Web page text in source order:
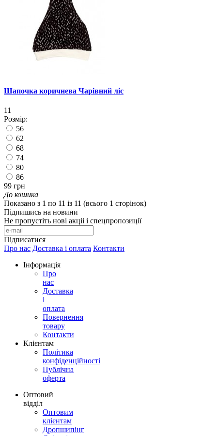
Шапочка коричнева Чарівний ліс
11
Розмір:
56
62
68
74
80
86
99 грн
До кошика
Показано з 1 по 11 із 11 (всього 1 сторінок)
Підпишись на новини
Не пропустіть нові акціі і спецпропозиції
Підписатися
Про нас Доставка і оплата Контакти
Інформація
Про
нас
Доставка
і
оплата
Повернення
товару
Контакти
Клієнтам
Політика
конфіденційності
Публічна
оферта
Оптовий
відділ
Оптовим
клієнтам
Дропшипінг